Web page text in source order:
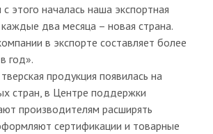
с этого началась наша экспортная
два месяца – новая страна.
в экспорте составляет более
год».
продукция появилась на
стран, в Центре поддержки
производителям расширять
сертификации и товарные